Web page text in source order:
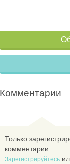
Комментарии
Только
комментарии.
Зарегистрируйтесь